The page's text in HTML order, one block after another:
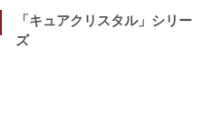
「キュアクリスタル」シリー
ズ